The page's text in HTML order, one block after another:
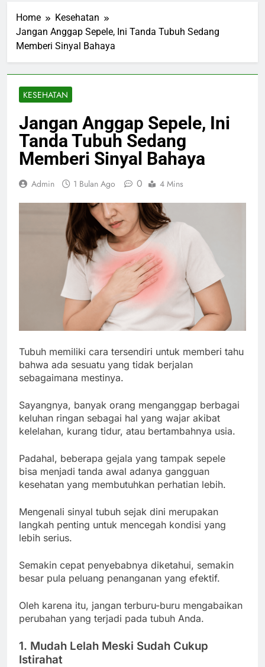
Home
Kesehatan
Jangan Anggap Sepele, Ini Tanda Tubuh Sedang
Memberi Sinyal Bahaya
KESEHATAN
Jangan Anggap Sepele, Ini
Tanda Tubuh Sedang
Memberi Sinyal Bahaya
Admin 1 Bulan Ago 0 4 Mins
Tubuh memiliki cara tersendiri untuk memberi tahu
bahwa ada sesuatu yang tidak berjalan
sebagaimana mestinya.
Sayangnya, banyak orang menganggap berbagai
keluhan ringan sebagai hal yang wajar akibat
kelelahan, kurang tidur, atau bertambahnya usia.
Padahal, beberapa gejala yang tampak sepele
bisa menjadi tanda awal adanya gangguan
kesehatan yang membutuhkan perhatian lebih.
Mengenali sinyal tubuh sejak dini merupakan
langkah penting untuk mencegah kondisi yang
lebih serius.
Semakin cepat penyebabnya diketahui, semakin
besar pula peluang penanganan yang efektif.
Oleh karena itu, jangan terburu-buru mengabaikan
perubahan yang terjadi pada tubuh Anda.
1. Mudah Lelah Meski Sudah Cukup
Istirahat